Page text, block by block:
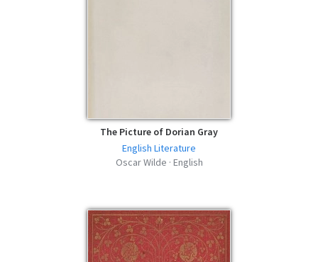
The Picture of Dorian Gray
English Literature
Oscar Wilde · English